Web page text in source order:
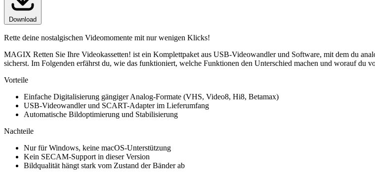
Download
Rette deine nostalgischen Videomomente mit nur wenigen Klicks!
MAGIX Retten Sie Ihre Videokassetten! ist ein Komplettpaket aus USB-Videowandler und Software, mit dem du
sicherst. Im Folgenden erfährst du, wie das funktioniert, welche Funktionen den Unterschied machen und worauf du
Vorteile
Einfache Digitalisierung gängiger Analog-Formate (VHS, Video8, Hi8, Betamax)
USB-Videowandler und SCART-Adapter im Lieferumfang
Automatische Bildoptimierung und Stabilisierung
Nachteile
Nur für Windows, keine macOS-Unterstützung
Kein SECAM-Support in dieser Version
Bildqualität hängt stark vom Zustand der Bänder ab